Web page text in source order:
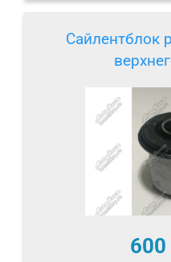
Сайлентблок
600